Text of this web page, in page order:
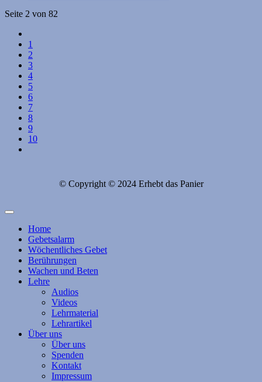
Seite 2 von 82
1
2
3
4
5
6
7
8
9
10
© Copyright © 2024 Erhebt das Panier
Home
Gebetsalarm
Wöchentliches Gebet
Berührungen
Wachen und Beten
Lehre
Audios
Videos
Lehrmaterial
Lehrartikel
Über uns
Über uns
Spenden
Kontakt
Impressum